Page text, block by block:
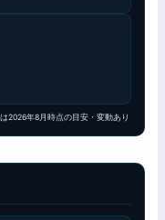
2026年8月時点の目安・変動あり